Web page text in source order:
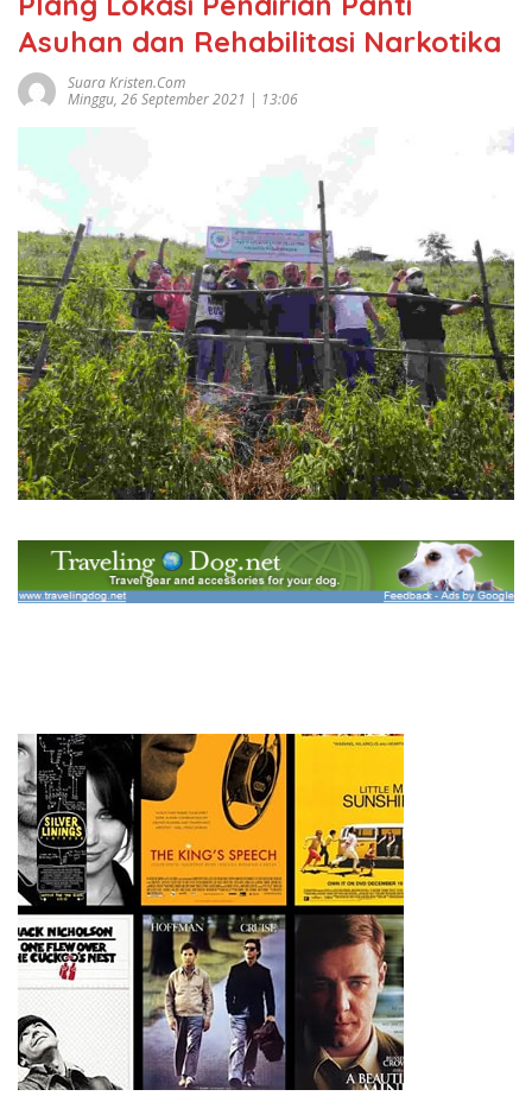
Asuhan dan Rehabilitasi Narkotika
Suara Kristen.com
Minggu, 26 September 2021 | 13:06